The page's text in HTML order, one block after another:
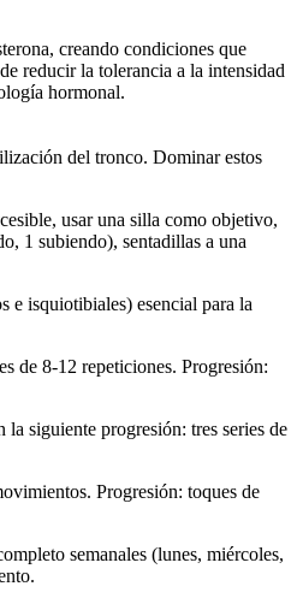
creando condiciones que
reducir la tolerancia a la intensidad
hormonal.
del tronco. Dominar estos
usar una silla como objetivo,
1 subiendo), sentadillas a una
e isquiotibiales) esencial para la
de 8-12 repeticiones. Progresión:
siguiente progresión: tres series de
Progresión: toques de
semanales (lunes, miércoles,